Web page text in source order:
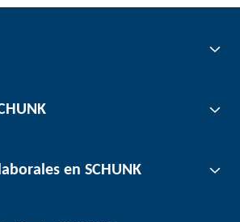
de piezasen SCHUNK